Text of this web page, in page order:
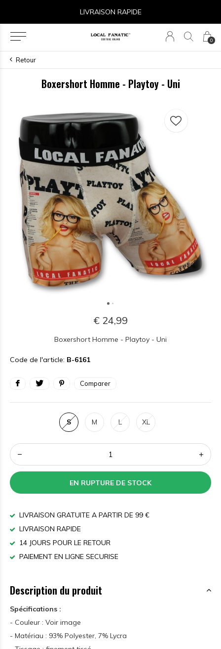
0
LIVRAISON RAPIDE
Retour
Boxershort Homme - Playtoy - Uni
€ 24,99
Boxershort Homme - Playtoy - Uni
Code de l'article: B-6161
Comparer
S M L XL
EN RUPTURE DE STOCK
LIVRAISON GRATUITE A PARTIR DE 99 €
LIVRAISON RAPIDE
14 JOURS POUR LE RETOUR
PAIEMENT EN LIGNE SECURISE
Description du produit
Spécifications :
- Couleur : Voir image
- Matériau : 93% Polyester, 7% Lycra